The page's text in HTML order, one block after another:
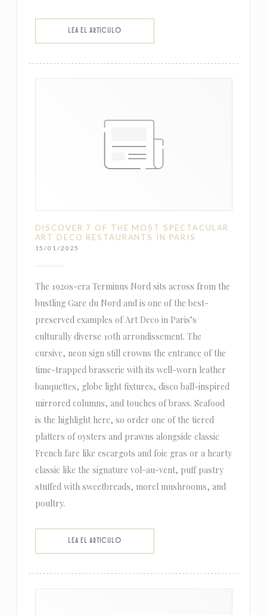
LEA EL ARTICULO((ABRE EN UNA NUEVA VENTANA))
DISCOVER 7 OF THE MOST SPECTACULAR
ART DECO RESTAURANTS IN PARIS
15/01/2025
The 1920s-era Terminus Nord sits across from the
bustling Gare du Nord and is one of the best-
preserved examples of Art Deco in Paris’s
culturally diverse 10th arrondissement. The
cursive, neon sign still crowns the entrance of the
time-trapped brasserie with its well-worn leather
banquettes, globe light fixtures, disco ball-inspired
mirrored columns, and touches of brass. Seafood
is the highlight here, so order one of the tiered
platters of oysters and prawns alongside classic
French fare like escargots and foie gras or a hearty
classic like the signature vol-au-vent, puff pastry
stuffed with sweetbreads, morel mushrooms, and
poultry.
LEA EL ARTICULO((ABRE EN UNA NUEVA VENTANA))